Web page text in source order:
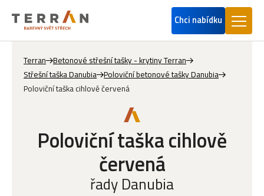
Chci nabídku
Terran
Betonové střešní tašky - krytiny Terran
Střešní taška Danubia Poloviční betonové tašky Danubia
Poloviční taška cihlově červená
Poloviční taška cihlově
červená
řady Danubia